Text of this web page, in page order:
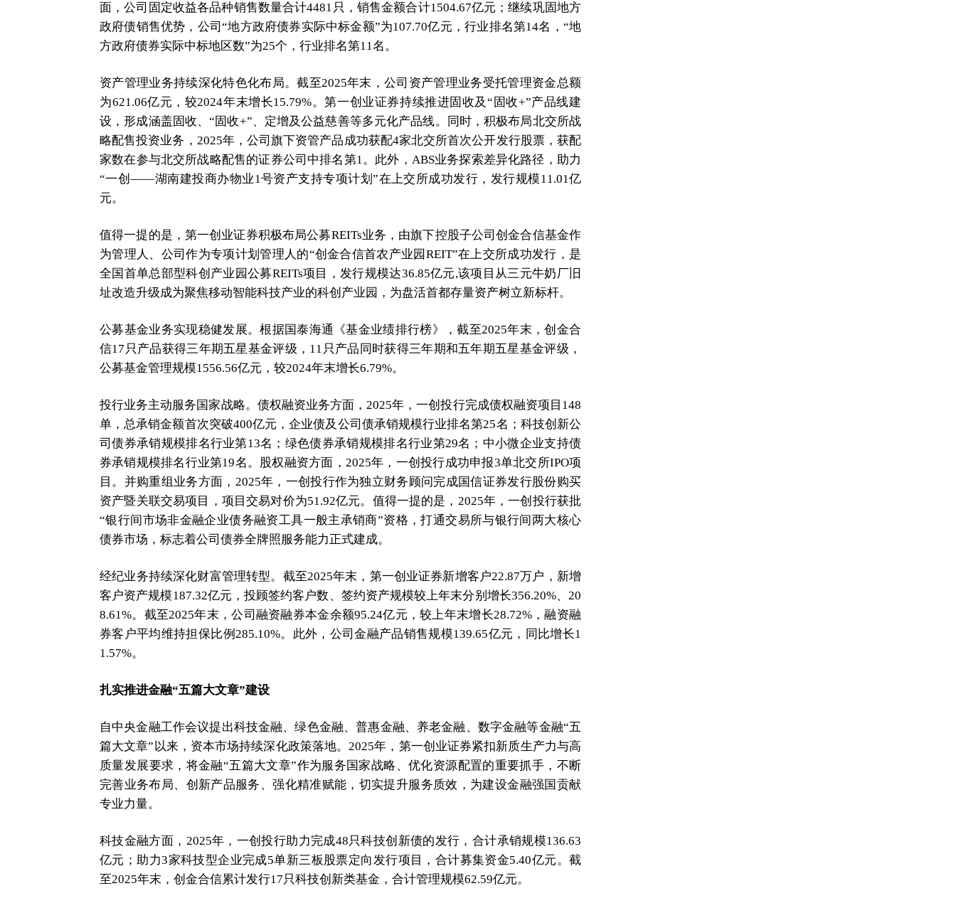
面，公司固定收益各品种销售数量合计4481只，销售金额合计1504.67亿元；继续巩固地方
政府债销售优势，公司“地方政府债券实际中标金额”为107.70亿元，行业排名第14名，“地
方政府债券实际中标地区数”为25个，行业排名第11名。
资产管理业务持续深化特色化布局。截至2025年末，公司资产管理业务受托管理资金总额
为621.06亿元，较2024年末增长15.79%。第一创业证券持续推进固收及“固收+”产品线建
设，形成涵盖固收、“固收+”、定增及公益慈善等多元化产品线。同时，积极布局北交所战
略配售投资业务，2025年，公司旗下资管产品成功获配4家北交所首次公开发行股票，获配
家数在参与北交所战略配售的证券公司中排名第1。此外，ABS业务探索差异化路径，助力
“一创——湖南建投商办物业1号资产支持专项计划”在上交所成功发行，发行规模11.01亿
元。
值得一提的是，第一创业证券积极布局公募REITs业务，由旗下控股子公司创金合信基金作
为管理人、公司作为专项计划管理人的“创金合信首农产业园REIT”在上交所成功发行，是
全国首单总部型科创产业园公募REITs项目，发行规模达36.85亿元,该项目从三元牛奶厂旧
址改造升级成为聚焦移动智能科技产业的科创产业园，为盘活首都存量资产树立新标杆。
公募基金业务实现稳健发展。根据国泰海通《基金业绩排行榜》，截至2025年末，创金合
信17只产品获得三年期五星基金评级，11只产品同时获得三年期和五年期五星基金评级，
公募基金管理规模1556.56亿元，较2024年末增长6.79%。
投行业务主动服务国家战略。债权融资业务方面，2025年，一创投行完成债权融资项目148
单，总承销金额首次突破400亿元，企业债及公司债承销规模行业排名第25名；科技创新公
司债券承销规模排名行业第13名；绿色债券承销规模排名行业第29名；中小微企业支持债
券承销规模排名行业第19名。股权融资方面，2025年，一创投行成功申报3单北交所IPO项
目。并购重组业务方面，2025年，一创投行作为独立财务顾问完成国信证券发行股份购买
资产暨关联交易项目，项目交易对价为51.92亿元。值得一提的是，2025年，一创投行获批
“银行间市场非金融企业债务融资工具一般主承销商”资格，打通交易所与银行间两大核心
债券市场，标志着公司债券全牌照服务能力正式建成。
经纪业务持续深化财富管理转型。截至2025年末，第一创业证券新增客户22.87万户，新增
客户资产规模187.32亿元，投顾签约客户数、签约资产规模较上年末分别增长356.20%、20
8.61%。截至2025年末，公司融资融券本金余额95.24亿元，较上年末增长28.72%，融资融
券客户平均维持担保比例285.10%。此外，公司金融产品销售规模139.65亿元，同比增长1
1.57%。
扎实推进金融“五篇大文章”建设
自中央金融工作会议提出科技金融、绿色金融、普惠金融、养老金融、数字金融等金融“五
篇大文章”以来，资本市场持续深化政策落地。2025年，第一创业证券紧扣新质生产力与高
质量发展要求，将金融“五篇大文章”作为服务国家战略、优化资源配置的重要抓手，不断
完善业务布局、创新产品服务、强化精准赋能，切实提升服务质效，为建设金融强国贡献
专业力量。
科技金融方面，2025年，一创投行助力完成48只科技创新债的发行，合计承销规模136.63
亿元；助力3家科技型企业完成5单新三板股票定向发行项目，合计募集资金5.40亿元。截
至2025年末，创金合信累计发行17只科技创新类基金，合计管理规模62.59亿元。